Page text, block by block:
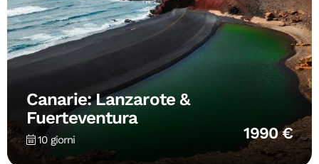
Canarie: Lanzarote &
Fuerteventura
10 giorni 1990 €